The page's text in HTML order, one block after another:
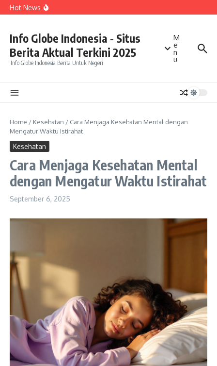
Lewati ke konten
Hot News
di Daerah dengan Angka Stunting Tinggi
Jadi Perhatian
Kuasa Hukum Tegaskan Tidak Ada Laporan Polisi dari
Sarwendah terhadap Betrand Peto
Info Globe Indonesia - Situs
Berita Aktual Terkini 2025
Info Globe Indonesia Berita Untuk Negeri
M
e
n
u
Home / Kesehatan / Cara Menjaga Kesehatan Mental dengan
Mengatur Waktu Istirahat
Kesehatan
Cara Menjaga Kesehatan Mental
dengan Mengatur Waktu Istirahat
September 6, 2025